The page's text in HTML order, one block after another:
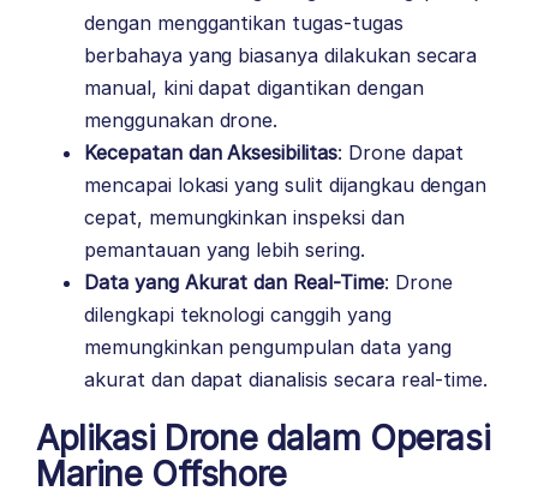
dengan menggantikan tugas-tugas
berbahaya yang biasanya dilakukan secara
manual, kini dapat digantikan dengan
menggunakan drone.
Kecepatan dan Aksesibilitas: Drone dapat
mencapai lokasi yang sulit dijangkau dengan
cepat, memungkinkan inspeksi dan
pemantauan yang lebih sering.
Data yang Akurat dan Real-Time: Drone
dilengkapi teknologi canggih yang
memungkinkan pengumpulan data yang
akurat dan dapat dianalisis secara real-time.
Aplikasi Drone dalam Operasi
Marine Offshore